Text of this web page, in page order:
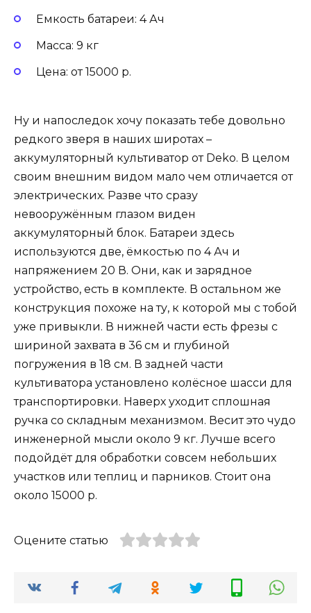
Емкость батареи: 4 Ач
Масса: 9 кг
Цена: от 15000 р.
Ну и напоследок хочу показать тебе довольно
редкого зверя в наших широтах –
аккумуляторный культиватор от Deko. В целом
своим внешним видом мало чем отличается от
электрических. Разве что сразу
невооружённым глазом виден
аккумуляторный блок. Батареи здесь
используются две, ёмкостью по 4 Ач и
напряжением 20 В. Они, как и зарядное
устройство, есть в комплекте. В остальном же
конструкция похоже на ту, к которой мы с тобой
уже привыкли. В нижней части есть фрезы с
шириной захвата в 36 см и глубиной
погружения в 18 см. В задней части
культиватора установлено колёсное шасси для
транспортировки. Наверх уходит сплошная
ручка со складным механизмом. Весит это чудо
инженерной мысли около 9 кг. Лучше всего
подойдёт для обработки совсем небольших
участков или теплиц и парников. Стоит она
около 15000 р.
Оцените статью